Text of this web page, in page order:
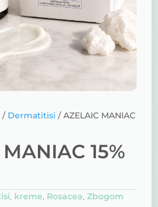
/ Dermatitisi / AZELAIC MANIAC
15%
kreme Rosacea Zbogom